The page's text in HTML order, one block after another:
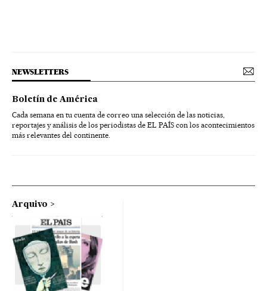
NEWSLETTERS
Boletín de América
Cada semana en tu cuenta de correo una selección de las noticias,
reportajes y análisis de los periodistas de EL PAÍS con los acontecimientos
más relevantes del continente.
Arquivo